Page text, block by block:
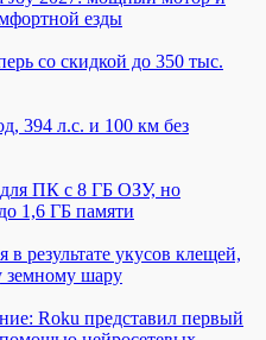
езды
со скидкой до 350 тыс.
394 л.с. и 100 км без
ПК с 8 ГБ ОЗУ, но
1,6 ГБ памяти
результате укусов клещей,
земному шару
Roku представил первый